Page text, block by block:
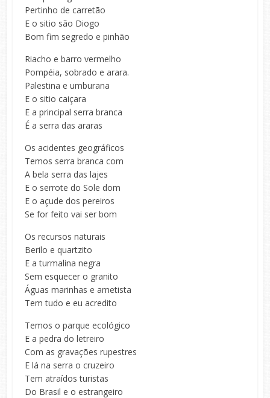
Pertinho de carretão
E o sitio são Diogo
Bom fim segredo e pinhão
Riacho e barro vermelho
Pompéia, sobrado e arara.
Palestina e umburana
E o sitio caiçara
E a principal serra branca
É a serra das araras
Os acidentes geográficos
Temos serra branca com
A bela serra das lajes
E o serrote do Sole dom
E o açude dos pereiros
Se for feito vai ser bom
Os recursos naturais
Berilo e quartzito
E a turmalina negra
Sem esquecer o granito
Águas marinhas e ametista
Tem tudo e eu acredito
Temos o parque ecológico
E a pedra do letreiro
Com as gravações rupestres
E lá na serra o cruzeiro
Tem atraídos turistas
Do Brasil e o estrangeiro